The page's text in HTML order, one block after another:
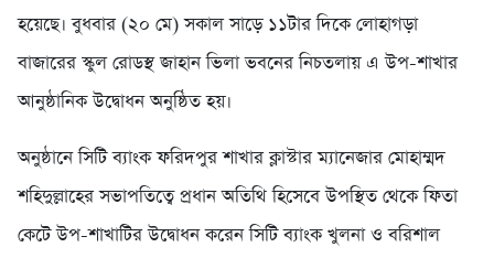
হয়েছে। বুধবার (২০ মে) সকাল সাড়ে ১১টার দিকে লোহাগড়া
বাজারের স্কুল রোডস্থ জাহান ভিলা ভবনের নিচতলায় এ উপ-শাখার
আনুষ্ঠানিক উদ্বোধন অনুষ্ঠিত হয়।
অনুষ্ঠানে সিটি ব্যাংক ফরিদপুর শাখার ক্লাস্টার ম্যানেজার মোহাম্মদ
শহিদুল্লাহের সভাপতিত্বে প্রধান অতিথি হিসেবে উপস্থিত থেকে ফিতা
কেটে উপ-শাখাটির উদ্বোধন করেন সিটি ব্যাংক খুলনা ও বরিশাল